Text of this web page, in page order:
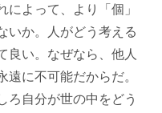
よって、より「個」
いか。人がどう考える
良い。なぜなら、他人
に不可能だからだ。
ろ自分が世の中をどう